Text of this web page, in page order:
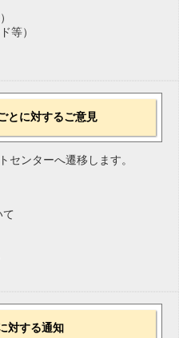
等）
とに対するご意見
センターへ遷移します。
て
対する通知